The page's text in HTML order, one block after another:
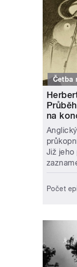
Četba
na
Již jeho
Počet